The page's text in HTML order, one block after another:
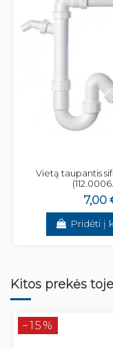
Vietą taupantis
7,00
Pridėti į
Kitos prekės
−15%